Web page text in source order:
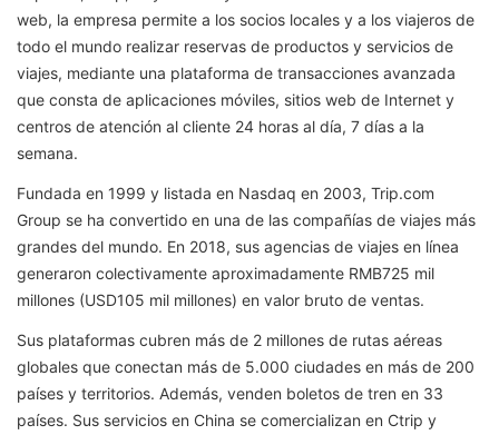
web, la empresa permite a los socios locales y a los viajeros de
todo el mundo realizar reservas de productos y servicios de
viajes, mediante una plataforma de transacciones avanzada
que consta de aplicaciones móviles, sitios web de Internet y
centros de atención al cliente 24 horas al día, 7 días a la
semana.
Fundada en 1999 y listada en Nasdaq en 2003, Trip.com
Group se ha convertido en una de las compañías de viajes más
grandes del mundo. En 2018, sus agencias de viajes en línea
generaron colectivamente aproximadamente RMB725 mil
millones (USD105 mil millones) en valor bruto de ventas.
Sus plataformas cubren más de 2 millones de rutas aéreas
globales que conectan más de 5.000 ciudades en más de 200
países y territorios. Además, venden boletos de tren en 33
países. Sus servicios en China se comercializan en Ctrip y